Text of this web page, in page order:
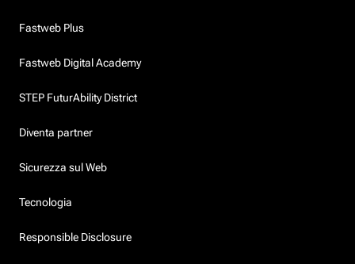
Fastweb Plus
Fastweb Digital Academy
STEP FuturAbility District
Diventa partner
Sicurezza sul Web
Tecnologia
Responsible Disclosure